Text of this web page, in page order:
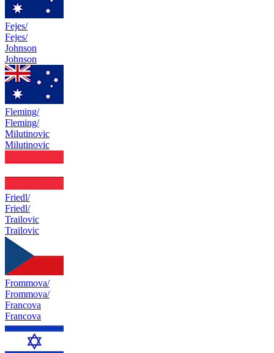
Fejes/
Fejes/
Johnson
Johnson
Fleming/
Fleming/
Milutinovic
Milutinovic
Friedl/
Friedl/
Trailovic
Trailovic
Frommova/
Frommova/
Francova
Francova